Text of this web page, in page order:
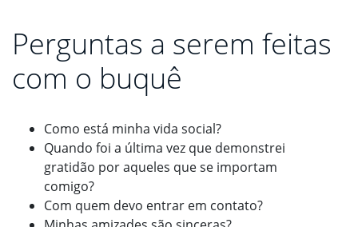
Perguntas a serem feitas
com o buquê
Como está minha vida social?
Quando foi a última vez que demonstrei
gratidão por aqueles que se importam
comigo?
Com quem devo entrar em contato?